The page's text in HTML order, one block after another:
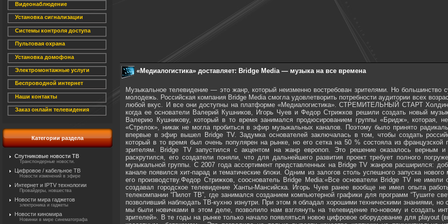
Видеонаблюдение
Установка сигнализации
Системы контроля доступа
Пультовая охрана
Установка домофона
Электромонтажные услуги
Беспроводной интернет
Наши контакты
Заказ онлайн телевидения
Категории раздела
Спутниковые новости ТВ
Транспондерные новости.
Цифровое / кабельное ТВ
Новости изменений в эфире
Интернет и IPTV технологии
Провайдеры, новшества
Новости мира гаджетов
электроника и гаджеты
Новости киномира
Новинки в мире синематографа
«Медиалогистика» доставляет: Bridge Media — музыка на все времена
Музыкальное телевидение — это жанр, который неизменно востребован зрителями. Но большинство существующих на рынке телеканалов ориентированы на молодежь. Российская компания Bridge Media смогла удовлетворить потребности аудитории всех возрастов, создав пакет из семи музыкальных телеканалов на любой вкус. И все они доступны на платформе «Медиалогистика». СТРЕМИТЕЛЬНЫЙ СТАРТ Холдинг Bridge Media ведет свою историю с весны 2004 года, когда ее основатели Валерий Кушников, Игорь Чуев и Федор Стрижков решили создать новый музыкальный телеканал. Изначально идея пришла в голову Валерию Кушникову, который в то время занимался продюсированием группы «Бридж», которая, несмотря на то, что ее солистками были экс-участницы «Стрелок», никак не могла пробиться в эфир музыкальных каналов. Поэтому было принято радикальное решение создать свой канал. И осенью 2005 года впервые в эфир вышел Bridge TV. Задумка основателей заключалась в том, чтобы создать российского конкурента французскому телеканалу MCM Top, который в то время был очень популярен на рынке, но его сетка на 50 % состояла из французской популярной музыки — не слишком близкой российским зрителям. Bridge TV запустился с акцентом на жанр европоп. Это решение оказалось верным и быстро привлекло широкую аудиторию. Когда канал раскрутился, его создатели поняли, что для дальнейшего развития проект требует полного погружения, а потому решили отказаться от продюсирования музыкальной группы. С 2007 года ассортимент представленных на Bridge TV жанров расширился: добавились рок, ритм-н-блюз, рэп, ретро-музыка. Также на канале появился хит-парад и тематические блоки. Одним из залогов столь успешного запуска нового музыкального телеканала был инновационный подход к его производству.Федор Стрижков, сооснователь Bridge Media:«Все основатели Bridge TV не имели опыта создания нового телеканала. Валерий Кушников создавал городское телевидение Ханты-Мансийска. Игорь Чуев ранее вообще не имел опыта работы в ТВ-бизнесе. Я же, еще учась в школе, работал в телекомпании “Пилот ТВ”, где занимался созданием компьютерной графики для программ “Тушите свет” и “Куклы”. Это был мой первый телевизионный опыт, позволивший наблюдать ТВ-кухню изнутри. При этом я обладал хорошими техническими знаниями, но опыта по запуску канала у меня не было. Но то, что все мы были новичками в этом деле, позволило нам взглянуть на телевидение по-новому и создать интересный продукт, который оказался востребованным у зрителей». В те годы на рынке только начало появляться новое цифровое оборудование для playout (выпуск в эфир, — прим. ред.), которое пришло на смену кассетным «бетакамам». Это позволило не только вывести качество картинки на принципиально новый уровень, но и гибко подходить к формированию плейлиста, меняя его буквально на лету. Это было очень важным нововведением, так как в 2006 году в эфире был запущен СМС-чат с диджеями канала. Зрители могли с ними общаться в режиме онлайн и заказывать клипы. Благодаря цифровой технике редакторы имели возможность в течение 30 секунд поменять в эфире клип в соответствии с запросами зрителя. На архаичных «бетакамах» это было бы попросту невозможно. Такой интерактив очень привлекал на телеканал зрителей и позволил создать лояльное сообщество. У СМС-чата было еще одно важное преимущество в виде дополнительной прибыли, которая оказалась важнее, учитывая, что телеканал не размещал в эфире рекламу. Ежедневный поток в чате составлял 2–3 тыс. СМС. А каждое сообщение было платным — цена составляла от 35 до 180 рублей. Кроме того, при помощи мобильных сообщений зрители могли заказать себе мелодию на рингтон или заставку на экран из предложенного каталога. Учитывая столь большое количество сообщений с заявками, физически было невозможно удовлетворить их все, поэтому предпочтение отдавалось самым востребованным клипам. Таким образом был создан инструмент для вещания по-настоящему рейтингового телеканала, контент которого формировался исходя из реальных запросов аудитории. ПРАВО НА ОШИБКУ Такой удачный старт и бурное развитие телеканала являются безусловной заслугой его создателей, сделавших ставку на новые технологии в продакшене. Там не менее, и у них случались просчеты. Если технологическая база компании была организована на высшем уровне, то значение социальных медиа, набиравших в то время популярность, явно была недооценена. Свою роль тут сыграл и столь удачный опыт по внедрению СМС-чата. Учитывая популярность у пользователей и постоянную прибыль, которую приносили мобильные сообщения, в 2007 году было принято решение создать СМС-клуб, в котором зрители бы общались не только с диджеями канала, но и между собой. Сперва эта идея себя полностью оправдывала. В течение года в СМС-клубе появлялось около 5 тыс. сообщений ежедневно, но затем их количество стало стремительно сокращаться, так как аудитория начала массово переходить в соцсети, где можно было общаться совершенно бесплатно и с гораздо большим комфортом. За созданием СМС-клуба последовал запуск нового сайта телеканала. И здесь была допущена еще одна стратегическая ошибка. На старой версии сайта существовал фактически прототип соцсети с форумом, чатом и другими инструментами для общения. На нем было зарегистрировано около 300 тыс. пользователей. Но вместо того, чтобы развивать сайт и преобразовать его в полноценную тематическую социальную сеть с готовой лояльной аудиторией, была сделана ставка на СМС-клуб, который приносил хорошие деньги, в то время как поддержка интерактива на сайте была связана исключительно с затратами на дополнительное оборудование, трафик и специалистов. Поэтому в новую версию сайта эта история не была перенесена. Федор Стрижков: «В свое время я недооценил социальные медиа. Мы считали их своими конкурентами и не открывали собственного представительства на этих платформах, так как не хотели нагонять им аудиторию. Это была ошибка, связанная с тем, что мы были сильно погружены в выстраивание своих внутренних процессов. Спустя некоторое время к нам пришло понимание, что можно было лучше воспользоваться столь многочисленной лояльной аудиторией и создать востребованную соцсеть. Но ничего смертельного не произошло. Сейчас мы полноценно выходим на цифровые платформы и прирост аудитории на них наблюдается очень хороший. Также мы запустили приложение Bridge Media для мобильных платформ и смарт-ТВ, которое позволяет нашим зрителям потреблять музыкальный контент в